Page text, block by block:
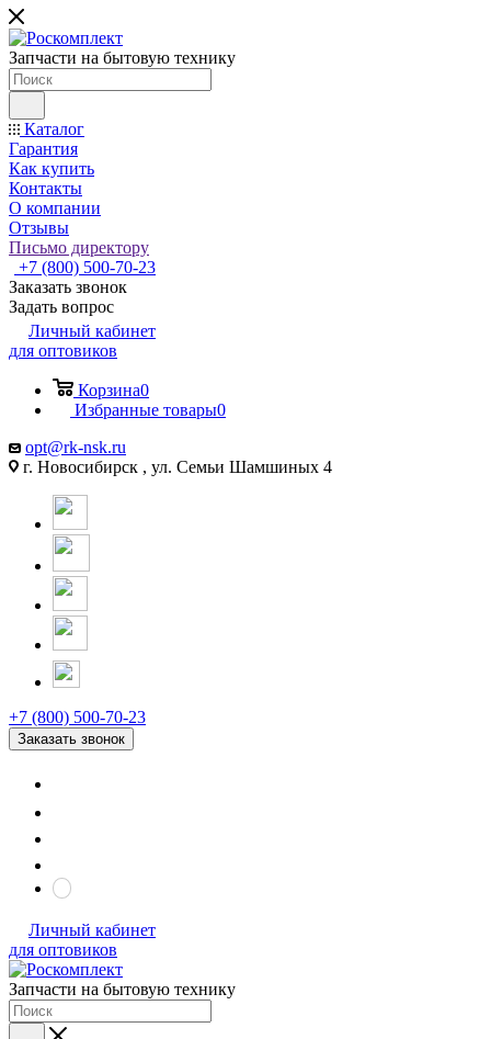
Запчасти на бытовую технику
Каталог
Гарантия
Как купить
Контакты
О компании
Отзывы
Письмо директору
+7 (800) 500-70-23
Заказать звонок
Задать вопрос
Личный кабинет
для оптовиков
Корзина0
Избранные товары0
opt@rk-nsk.ru
г. Новосибирск , ул. Семьи Шамшиных 4
+7 (800) 500-70-23
Заказать звонок
Личный кабинет
для оптовиков
Запчасти на бытовую технику